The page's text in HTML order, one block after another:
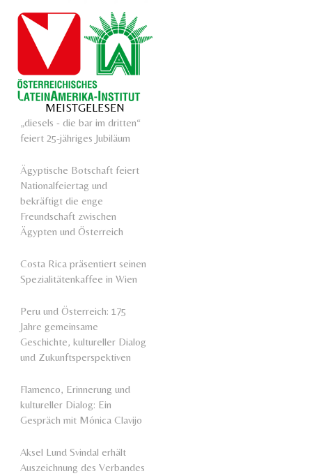
MEISTGELESEN
„diesels - die bar im dritten“
feiert 25-jähriges Jubiläum
Ägyptische Botschaft feiert
Nationalfeiertag und
bekräftigt die enge
Freundschaft zwischen
Ägypten und Österreich
Costa Rica präsentiert seinen
Spezialitätenkaffee in Wien
Peru und Österreich: 175
Jahre gemeinsame
Geschichte, kultureller Dialog
und Zukunftsperspektiven
Flamenco, Erinnerung und
kultureller Dialog: Ein
Gespräch mit Mónica Clavijo
Aksel Lund Svindal erhält
Auszeichnung des Verbandes